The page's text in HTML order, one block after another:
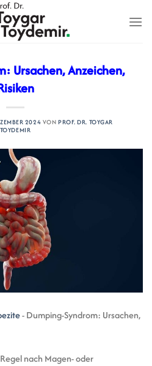
Ursachen, Anzeichen,
2024 VON PROF. DR. TOYGAR
TOYDEMIR
-Dumping-Syndrom: Ursachen,
nach Magen- oder